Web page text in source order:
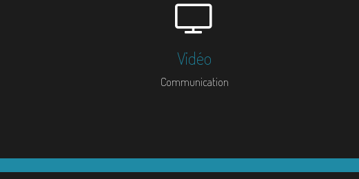
Vidéo
Communication